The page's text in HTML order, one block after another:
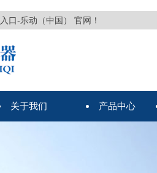
口-乐动（中国） 官网！
关于我们 产品中心